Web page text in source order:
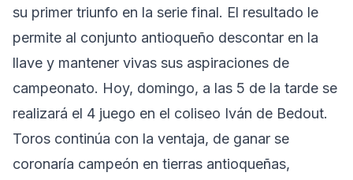
su primer triunfo en la serie final. El resultado le
permite al conjunto antioqueño descontar en la
llave y mantener vivas sus aspiraciones de
campeonato. Hoy, domingo, a las 5 de la tarde se
realizará el 4 juego en el coliseo Iván de Bedout.
Toros continúa con la ventaja, de ganar se
coronaría campeón en tierras antioqueñas,